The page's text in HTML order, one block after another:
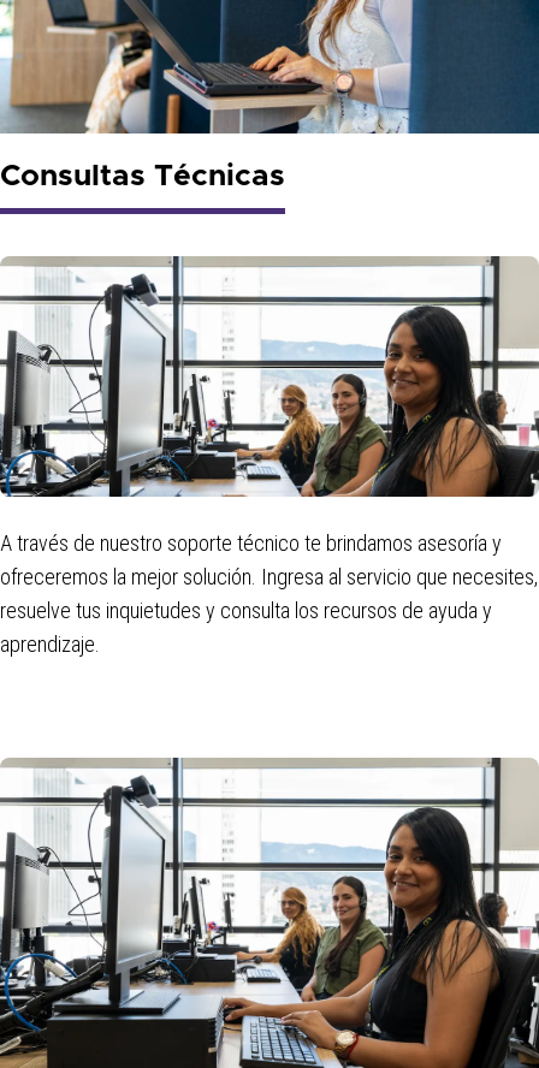
Consultas Técnicas
A través de nuestro soporte técnico te brindamos asesoría y
ofreceremos la mejor solución. Ingresa al servicio que necesites,
resuelve tus inquietudes y consulta los recursos de ayuda y
aprendizaje.